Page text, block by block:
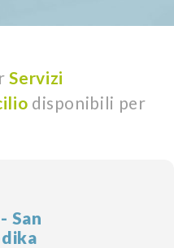
Servizi
disponibili per
San